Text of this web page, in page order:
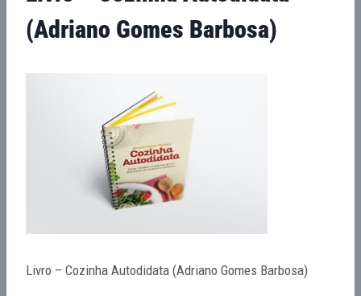
(Adriano Gomes Barbosa)
Livro – Cozinha Autodidata (Adriano Gomes Barbosa)